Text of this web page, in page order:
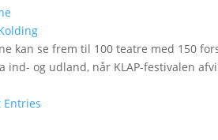
kan se frem til 100 teatre med 150
ind- og udland, når KLAP-festivalen
Entries